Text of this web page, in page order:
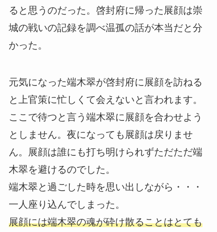
ると思うのだった。啓封府に帰った展顔は崇
城の戦いの記録を調べ温孤の話が本当だと分
かった。
元気になった端木翠が啓封府に展顔を訪ねる
と上官策に忙しくて会えないと言われます。
ここで待つと言う端木翠に展顔を合わせよう
としません。夜になっても展顔は戻りませ
ん。展顔は誰にも打ち明けられずただただ端
木翠を避けるのでした。
端木翠と過ごした時を思い出しながら・・・
一人座り込んでしまった。
展顔には端木翠の魂が砕け散ることはとても